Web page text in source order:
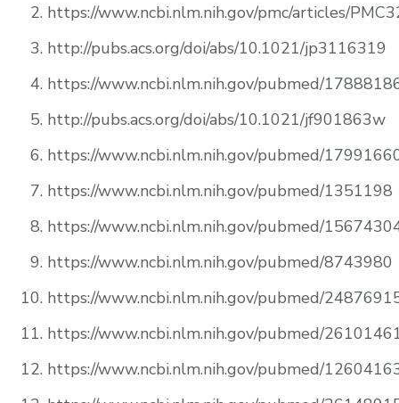
https://www.ncbi.nlm.nih.gov/pmc/articles/
http://pubs.acs.org/doi/abs/10.1021/jp3116319
https://www.ncbi.nlm.nih.gov/pubmed/
http://pubs.acs.org/doi/abs/10.1021/jf901863w
https://www.ncbi.nlm.nih.gov/pubmed/
https://www.ncbi.nlm.nih.gov/pubmed/1351198
https://www.ncbi.nlm.nih.gov/pubmed/
https://www.ncbi.nlm.nih.gov/pubmed/8743980
https://www.ncbi.nlm.nih.gov/pubmed/
https://www.ncbi.nlm.nih.gov/pubmed/
https://www.ncbi.nlm.nih.gov/pubmed/